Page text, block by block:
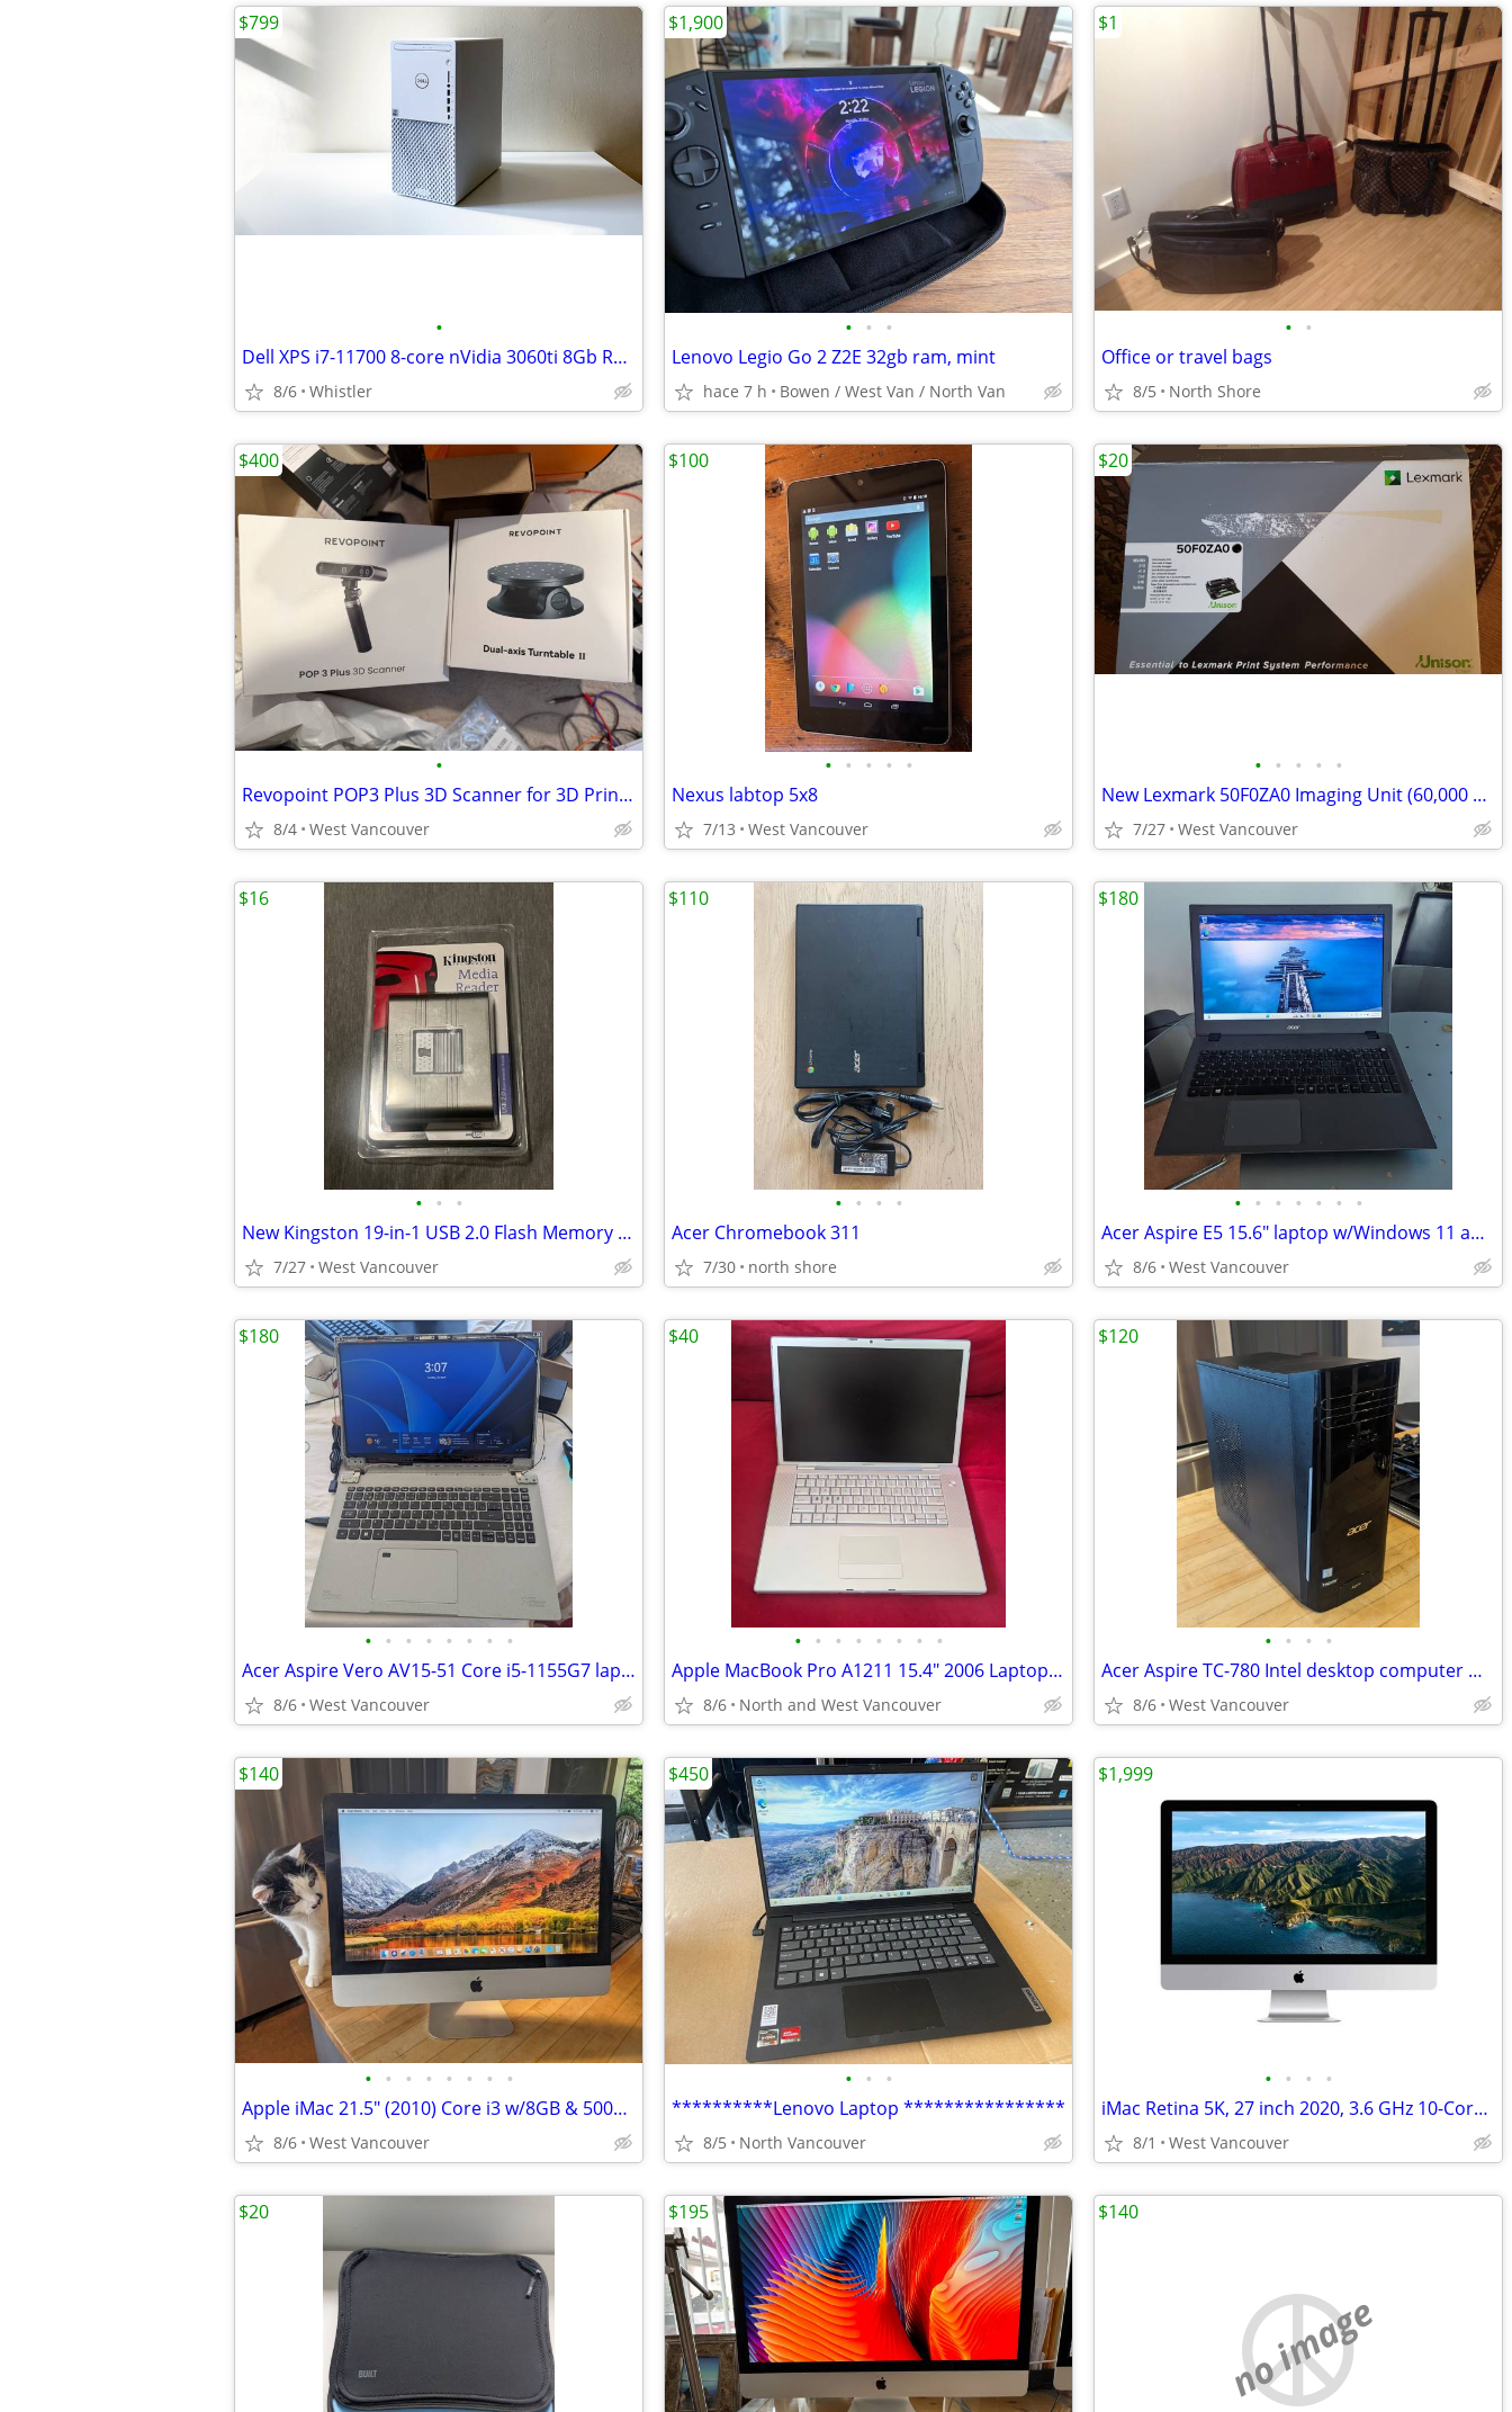
•
Dell XPS i7-11700 8-core nVidia 3060ti 8Gb Ram 512 Gb nVME storage win11
8/6 Whistler
$799
• • •
Lenovo Legio Go 2 Z2E 32gb ram, mint
hace 7 h Bowen / West Van / North Van
$1,900
• •
Office or travel bags
8/5 North Shore
$1
•
Revopoint POP3 Plus 3D Scanner for 3D Printing w/Dual Axis Turntable
8/4 West Vancouver
$400
• • • • •
Nexus labtop 5x8
7/13 West Vancouver
$100
• • • • •
New Lexmark 50F0ZA0 Imaging Unit (60,000 pages)
7/27 West Vancouver
$20
• • •
New Kingston 19-in-1 USB 2.0 Flash Memory Card Reader, model FCR-HS219
7/27 West Vancouver
$16
• • • •
Acer Chromebook 311
7/30 north shore
$110
• • • • • • •
Acer Aspire E5 15.6" laptop w/Windows 11 and SSD
8/6 West Vancouver
$180
• • • • • • • •
Acer Aspire Vero AV15-51 Core i5-1155G7 laptop w/broken hinges
8/6 West Vancouver
$180
• • • • • • • •
Apple MacBook Pro A1211 15.4" 2006 Laptop For Parts Only
8/6 North and West Vancouver
$40
• • • •
Acer Aspire TC-780 Intel desktop computer w/Windows 11
8/6 West Vancouver
$120
• • • • • • • •
Apple iMac 21.5" (2010) Core i3 w/8GB & 500GB
8/6 West Vancouver
$140
• • •
**********Lenovo Laptop ****************
8/5 North Vancouver
$450
• • • •
iMac Retina 5K, 27 inch 2020, 3.6 GHz 10-Core Intel Core i9
8/1 West Vancouver
$1,999
$20 $195
no image
$140